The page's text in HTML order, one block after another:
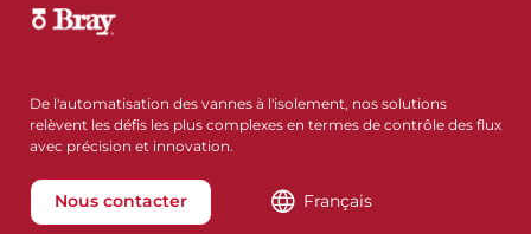
De l'automatisation des vannes à l'isolement, nos solutions
relèvent les défis les plus complexes en termes de contrôle des flux
avec précision et innovation.
Nous contacter Français